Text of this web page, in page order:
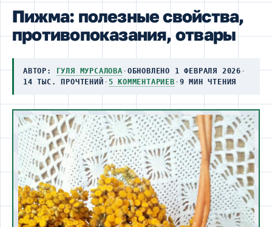
Пижма: полезные свойства,
противопоказания, отвары
АВТОР: ГУЛЯ МУРСАЛОВА · ОБНОВЛЕНО 1 ФЕВРАЛЯ 2026 ·
14 ТЫС. ПРОЧТЕНИЙ · 5 КОММЕНТАРИЕВ · 9 МИН ЧТЕНИЯ